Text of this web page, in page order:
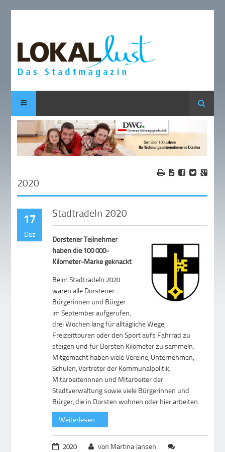
Suche
2020
17
Dez
Stadtradeln 2020
Dorstener Teilnehmer
haben die 100 000-
Kilometer-Marke geknackt
Beim Stadtradeln 2020
waren alle Dorstener
Bürgerinnen und Bürger
im September aufgerufen,
drei Wochen lang für alltägliche Wege,
Freizeittouren oder den Sport aufs Fahrrad zu
steigen und für Dorsten Kilometer zu sammeln.
Mitgemacht haben viele Vereine, Unternehmen,
Schulen, Vertreter der Kommunalpolitik,
Mitarbeiterinnen und Mitarbeiter der
Stadtverwaltung sowie viele Bürgerinnen und
Bürger, die in Dorsten wohnen oder hier arbeiten.
Weiterlesen …
2020
von Martina Jansen